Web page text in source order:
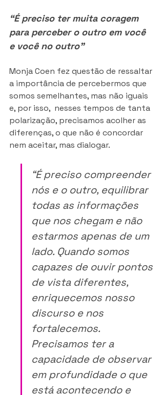
“É preciso ter muita coragem
para perceber o outro em você
e você no outro”
Monja Coen fez questão de ressaltar
a importância de percebermos que
somos semelhantes, mas não iguais
e, por isso,  nesses tempos de tanta
polarização, precisamos acolher as
diferenças, o que não é concordar
nem aceitar, mas dialogar.
“É preciso compreender
nós e o outro, equilibrar
todas as informações
que nos chegam e não
estarmos apenas de um
lado. Quando somos
capazes de ouvir pontos
de vista diferentes,
enriquecemos nosso
discurso e nos
fortalecemos.
Precisamos ter a
capacidade de observar
em profundidade o que
está acontecendo e